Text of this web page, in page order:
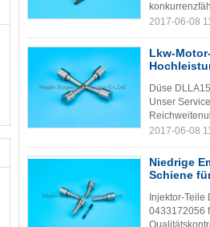
2017-06-08
Lkw-
Düse
Unser
2017-06-08
Niedrige
Schiene
Injektor-
0433172056